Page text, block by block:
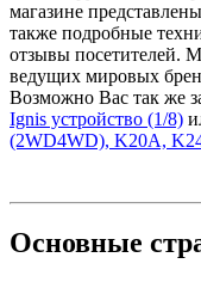
магазине
также подробные
отзывы посетителей.
ведущих мировых
Возможно Вас так же
Ignis устройство (1/8)
(2WD4WD), K20A,
Основные